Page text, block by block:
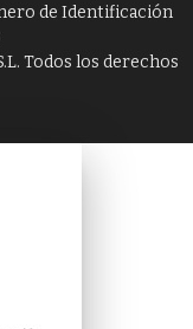
de Identificación
Todos los derechos